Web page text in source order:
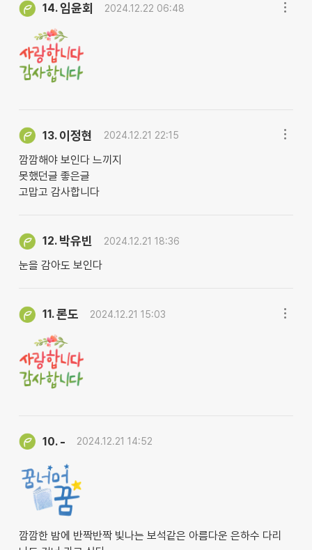
14. 임윤회 2024.12.22 06:48
13. 이정현 2024.12.21 22:15
깜깜해야 보인다 느끼지
못했던글 좋은글
고맙고 감사합니다
12. 박유빈 2024.12.21 18:36
눈을 감아도 보인다
11.론도 2024.12.21 15:03
10. - 2024.12.21 14:52
깜깜한 밤에 반짝반짝 빛나는 보석같은 아름다운 은하수 다리